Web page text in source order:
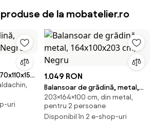
de la mobatelier.ro
uri
1.049 RON
Balansoar de grădină, metal,
164x100x203 cm, Negru
203×164×100 cm, din metal,
pentru 2 persoane
Disponibil în 2 e-shop-uri